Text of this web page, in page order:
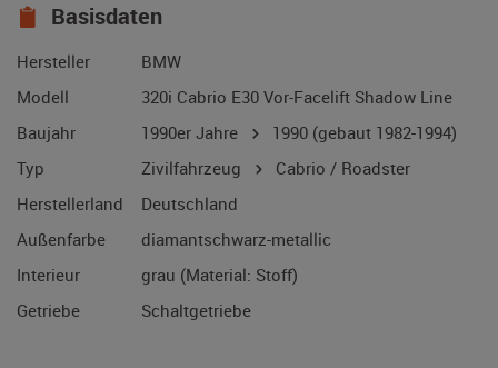
Basisdaten
Hersteller
BMW
Modell
320i Cabrio E30 Vor-Facelift Shadow Line
Baujahr
1990er Jahre 1990 (gebaut 1982-1994)
Typ
Zivilfahrzeug
Cabrio / Roadster
Herstellerland
Deutschland
Außenfarbe
diamantschwarz-metallic
Interieur
grau (Material: Stoff)
Getriebe
Schaltgetriebe